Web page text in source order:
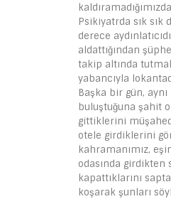
Psikiyatrda sık
derece
aldattığından
takip altında
yabancıyla
Başka bir gün,
buluştuğuna şahit
gittiklerini
otele girdiklerini
kahramanımız,
odasında
kapattıklarını
koşarak şunları